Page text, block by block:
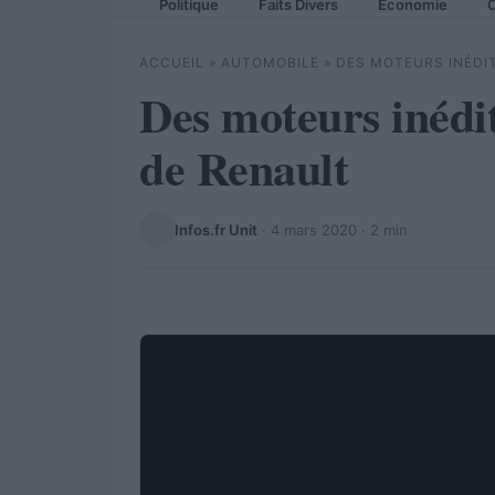
Politique Faits Divers Economie
ACCUEIL » AUTOMOBILE » DES MOTEURS
Des moteurs
de Renault
Infos.fr Unit · 4 mars 2020 · 2 min